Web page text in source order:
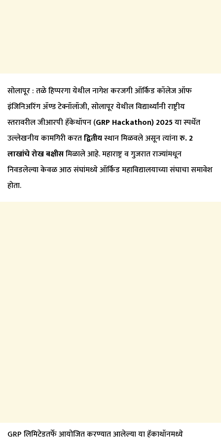
सोलापूर : तळे हिप्परगा येथील नागेश करजगी ऑर्किड कॉलेज ऑफ
इंजिनिअरिंग ॲण्ड टेक्नॉलॉजी, सोलापूर येथील विद्यार्थ्यांनी राष्ट्रीय
स्तरावरील जीआरपी हॅकेथॉपन (GRP Hackathon) 2025या स्पर्धेत
उल्लेखनीय कामगिरी करतद्वितीयस्थान मिळवले असून त्यांनारु. 2
लाखांचे रोख बक्षीसमिळाले आहे. महाराष्ट्र व गुजरात राज्यांमधून
निवडलेल्या केवळ आठ संघांमध्ये ऑर्किड महाविद्यालयाच्या संघाचा समावेश
होता.
GRP लिमिटेडतर्फे आयोजित करण्यात आलेल्या या हॅकाथॉनमध्ये